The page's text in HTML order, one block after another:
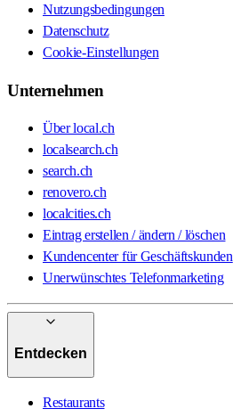
Nutzungsbedingungen
Datenschutz
Cookie-Einstellungen
Unternehmen
Über local.ch
localsearch.ch
search.ch
renovero.ch
localcities.ch
Eintrag erstellen / ändern / löschen
Kundencenter für Geschäftskunden
Unerwünschtes Telefonmarketing
Entdecken
Restaurants